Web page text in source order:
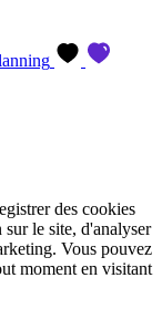
des cookies
le site, d'analyser
Vous pouvez
moment en visitant